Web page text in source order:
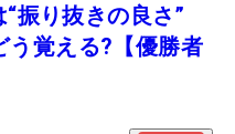
“振り抜きの良さ”
う覚える?【優勝者